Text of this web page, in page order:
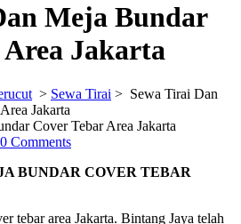
Meja Bundar
Area Jakarta
> Sewa Tirai > Sewa Tirai Dan
Jakarta
0 Comments
BUNDAR COVER TEBAR
tebar area Jakarta. Bintang Jaya telah